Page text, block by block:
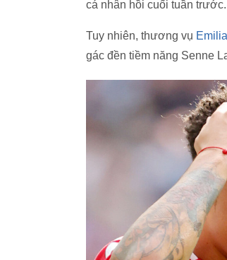
cá nhân hồi cuối tuần trước.
Tuy nhiên, thương vụ
gác đền tiềm năng Senne